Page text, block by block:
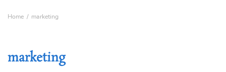
Home marketing
marketing